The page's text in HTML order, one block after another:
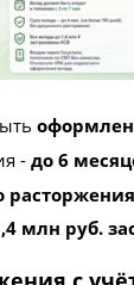
оформлен
- до 6
расторжения
млн руб.